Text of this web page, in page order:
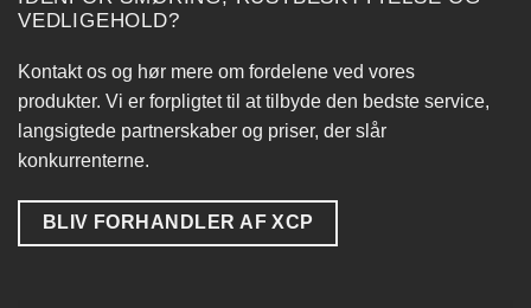
VEDLIGEHOLD?
Kontakt os og hør mere om fordelene ved vores
produkter. Vi er forpligtet til at tilbyde den bedste service,
langsigtede partnerskaber og priser, der slår
konkurrenterne.
BLIV FORHANDLER AF XCP